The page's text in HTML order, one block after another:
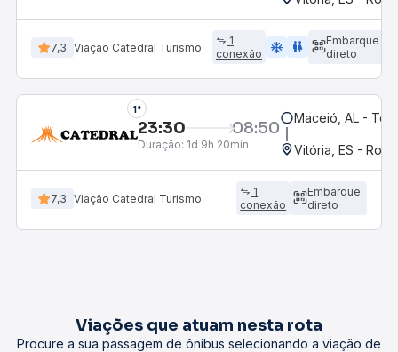
7,3 Viação Catedral Turismo
1
conexão
ac_unit wc
Embarque
direto
1°
23:30 08:50
Duração: 1d 9h 20min
Maceió, AL -
Vitória, ES -
7,3 Viação Catedral Turismo
1
conexão
Embarque
direto
Viações que atuam nesta rota
Procure a sua passagem de ônibus selecionando a viação de